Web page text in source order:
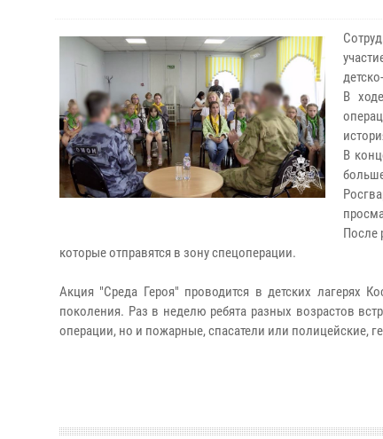
В
В
После
которые отправятся в зону спецоперации.
Акция "Среда Героя" проводится в детских лагерях
поколения. Раз в неделю ребята разных возрастов
операции, но и пожарные, спасатели или полицейские,